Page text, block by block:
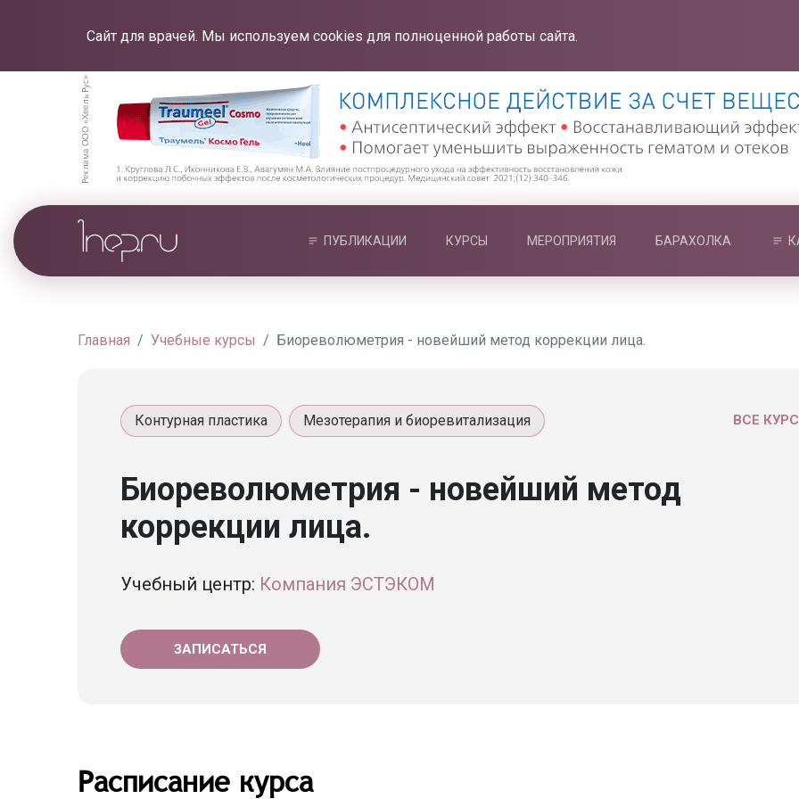
Сайт для врачей. Мы используем cookies для полноценной работы сайта.
ПУБЛИКАЦИИ КУРСЫ МЕРОПРИЯТИЯ БАРАХОЛКА
Главная Учебные курсы Биореволюметрия - новейший метод коррекции лица.
ВСЕ
Контурная пластика Мезотерапия и биоревитализация
Биореволюметрия - новейший метод
коррекции лица.
Учебный центр: Компания ЭСТЭКОМ
ЗАПИСАТЬСЯ
Расписание курса